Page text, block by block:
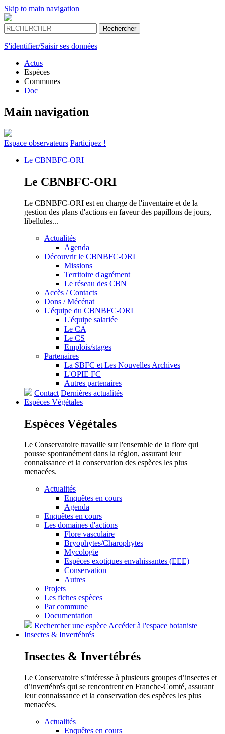
Skip to main navigation
S'identifier/Saisir ses données
Actus
Espèces
Communes
Doc
Main navigation
Espace observateurs Participez !
Le CBNBFC-ORI
Le CBNBFC-ORI
Le CBNBFC-ORI est en charge de l'inventaire et de la
gestion des plans d'actions en faveur des papillons de jours,
libellules...
Actualités
Agenda
Découvrir le CBNBFC-ORI
Missions
Territoire d'agrément
Le réseau des CBN
Accès / Contacts
Dons / Mécénat
L'équipe du CBNBFC-ORI
L'équipe salariée
Le CA
Le CS
Emplois/stages
Partenaires
La SBFC et Les Nouvelles Archives
L'OPIE FC
Autres partenaires
Contact Dernières actualités
Espèces Végétales
Espèces Végétales
Le Conservatoire travaille sur l'ensemble de la flore qui
pousse spontanément dans la région, assurant leur
connaissance et la conservation des espèces les plus
menacées.
Actualités
Enquêtes en cours
Agenda
Enquêtes en cours
Les domaines d'actions
Flore vasculaire
Bryophytes/Charophytes
Mycologie
Espèces exotiques envahissantes (EEE)
Conservation
Autres
Projets
Les fiches espèces
Par commune
Documentation
Rechercher une espèceAccéder à l'espace botaniste
Insectes & Invertébrés
Insectes & Invertébrés
Le Conservatoire s’intéresse à plusieurs groupes d’insectes et
d’invertébrés qui se rencontrent en Franche-Comté, assurant
leur connaissance et la conservation des espèces les plus
menacées.
Actualités
Enquêtes en cours